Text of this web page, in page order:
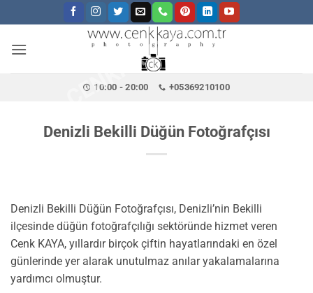
atla
CENKKAYA.COM.TR
10:00 - 20:00 +05369210100
Denizli Bekilli Düğün Fotoğrafçısı
Denizli Bekilli Düğün Fotoğrafçısı, Denizli’nin Bekilli
ilçesinde düğün fotoğrafçılığı sektöründe hizmet veren
Cenk KAYA, yıllardır birçok çiftin hayatlarındaki en özel
günlerinde yer alarak unutulmaz anılar yakalamalarına
yardımcı olmuştur.